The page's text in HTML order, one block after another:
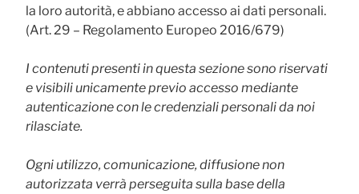
la loro autorità, e abbiano accesso ai dati personali.
(Art. 29 – Regolamento Europeo 2016/679)
I contenuti presenti in questa sezione sono riservati
e visibili unicamente previo accesso mediante
autenticazione con le credenziali personali da noi
rilasciate.
Ogni utilizzo, comunicazione, diffusione non
autorizzata verrà perseguita sulla base della